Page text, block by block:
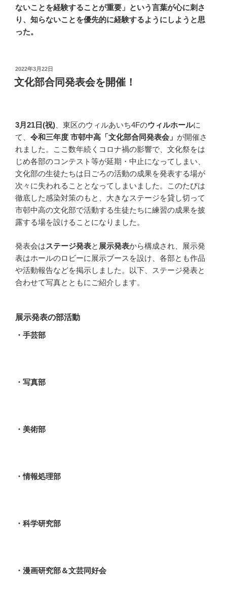
ないことを経験することが重要」という言葉が心に刺さ
り、知らないことを優先的に経験するようにしようと思
った。
投
稿
日:
2022年3月22日
文化部合同発表会を開催！
3月21日(祝) 、東区のウィルあいち4Fのウィルホールに
て、 令和三年度 市邨中高「文化部合同発表会」 が開催さ
れました。ここ数年続くコロナ禍の影響で、文化祭をは
じめ各部のコンテスト等が延期・中止になってしまい、
文化部の生徒たちは日ごろの活動の成果を発表する場が
次々に失われることとなってしまいました。このたびは
徹底した感染対策のもと、大きなステージを貸し切って
市邨中高の文化部で活動する生徒たちに練習の成果を披
露する場を設けることになりました。
発表会はステージ発表と 展示発表から構成され、展示発
表はホールのロビーに展示ブースを設け、各部とも作品
や活動報告などを掲示しました。以下、ステージ発表と
合わせて写真とともにご紹介します。
展示発表の部活動
・手芸部
・写真部
・美術部
・情報処理部
・科学研究部
・漫画研究部＆文芸同好会